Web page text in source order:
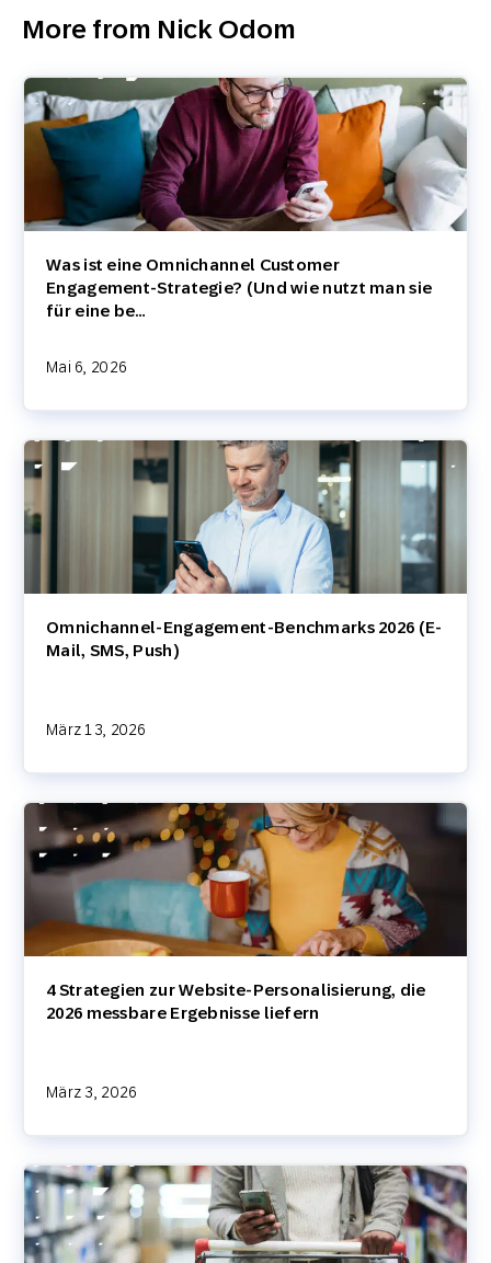
More from Nick Odom
Was ist eine Omnichannel Customer
Engagement-Strategie? (Und wie nutzt man sie
für eine be…
Mai 6, 2026
Omnichannel-Engagement-Benchmarks 2026 (E-
Mail, SMS, Push)
März 13, 2026
4 Strategien zur Website-Personalisierung, die
2026 messbare Ergebnisse liefern
März 3, 2026